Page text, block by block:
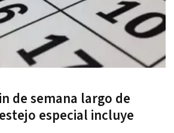
de semana largo de
especial incluye